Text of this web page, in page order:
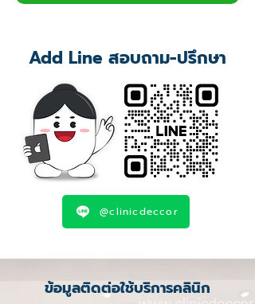
Add Line สอบถาม-ปรึกษา
@clinicdeccor
ข้อมูลติดต่อใช้บริการคลินิก